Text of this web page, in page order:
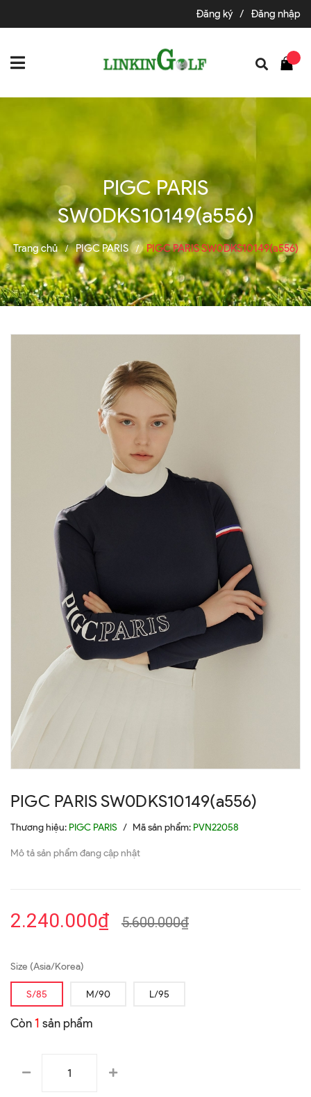
Đăng ký / Đăng nhập
PIGC PARIS
SW0DKS10149(a556)
Trang chủ / PIGC PARIS / PIGC PARIS SW0DKS10149(a556)
PIGC PARIS SW0DKS10149(a556)
Thương hiệu: PIGC PARIS / Mã sản phẩm: PVN22058
Mô tả sản phẩm đang cập nhật
2.240.000₫ 5.600.000₫
Size (Asia/Korea)
S/85 M/90 L/95
Còn 1 sản phẩm